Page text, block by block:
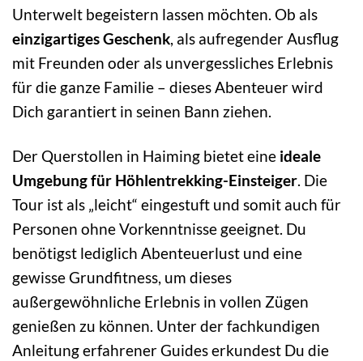
Unterwelt begeistern lassen möchten. Ob als
einzigartiges Geschenk , als aufregender Ausflug
mit Freunden oder als unvergessliches Erlebnis
für die ganze Familie – dieses Abenteuer wird
Dich garantiert in seinen Bann ziehen.
Der Querstollen in Haiming bietet eine ideale
Umgebung für Höhlentrekking-Einsteiger . Die
Tour ist als „leicht“ eingestuft und somit auch für
Personen ohne Vorkenntnisse geeignet. Du
benötigst lediglich Abenteuerlust und eine
gewisse Grundfitness, um dieses
außergewöhnliche Erlebnis in vollen Zügen
genießen zu können. Unter der fachkundigen
Anleitung erfahrener Guides erkundest Du die